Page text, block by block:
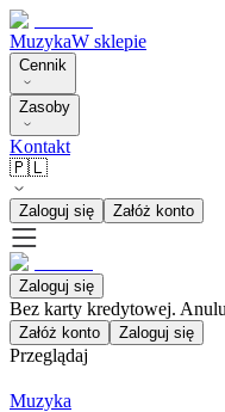
MuzykaW sklepie
Cennik
Zasoby
Kontakt
🇵🇱
Zaloguj się Załóż konto
Zaloguj się
Bez karty kredytowej.
Załóż konto Zaloguj się
Przeglądaj
Muzyka